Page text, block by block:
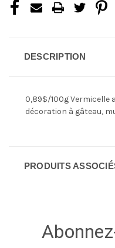
DESCRIPTION
0,89$/100g Vermicelle
décoration à gâteau,
PRODUITS